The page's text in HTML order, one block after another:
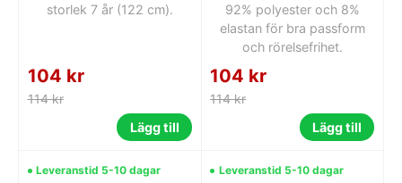
storlek 7 år (122 cm).
104 kr
114 kr
Lägg till
92% polyester och 8%
elastan för bra passform
och rörelsefrihet.
104 kr
114 kr
Lägg till
Leveranstid 5-10 dagar Leveranstid 5-10 dagar